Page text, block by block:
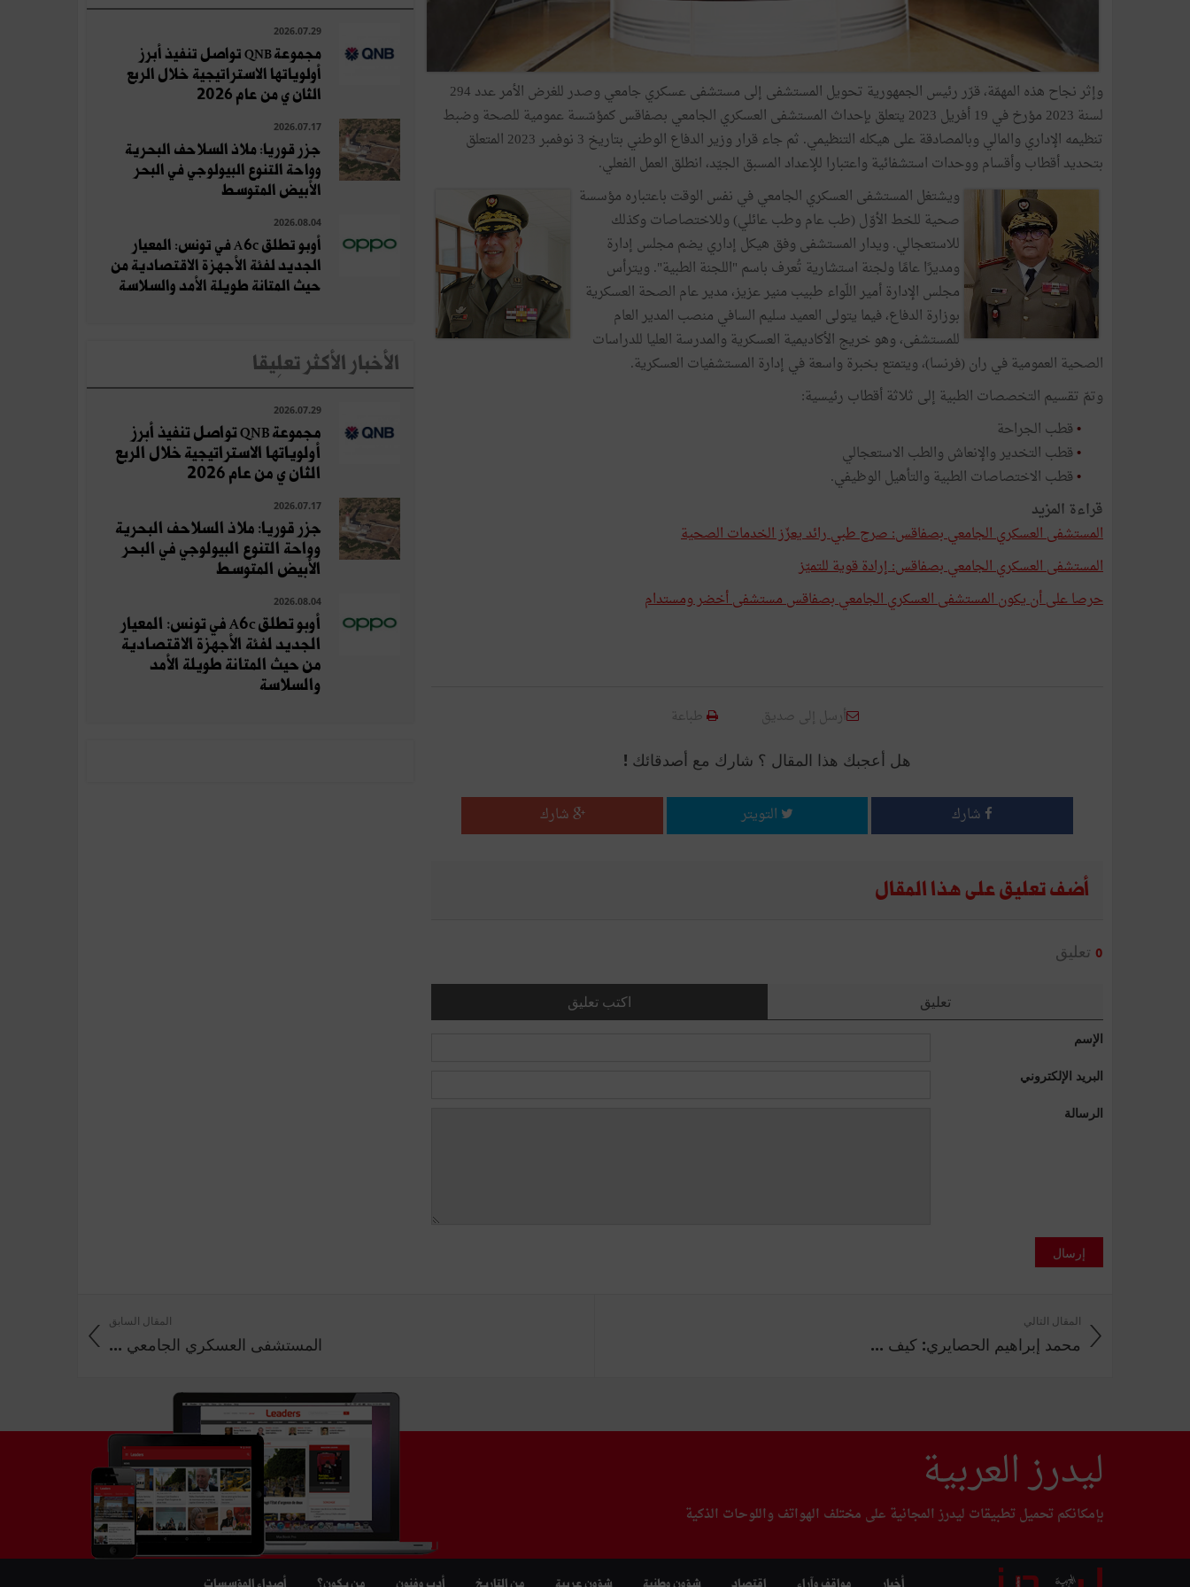
وإثر نجاح هذه المهمّة، قرّر رئيس الجمهورية تحويل المستشفى إلى مستشفى عسكري جامعي وصدر للغرض الأمر عدد 294
لسنة 2023 مؤرخ في 19 أفريل 2023 يتعلق بإحداث المستشفى العسكري الجامعي بصفاقس كمؤسّسة عمومية للصحة وضبط
تنظيمه الإداري والمالي وبالمصادقة على هيكله التنظيمي. ثم جاء قرار وزير الدفاع الوطني بتاريخ 3 نوفمبر 2023 المتعلق
بتحديد أقطاب وأقسام ووحدات استشفائية واعتبارا للإعداد المسبق الجيّد، انطلق العمل الفعلي.
ويشتغل المستشفى العسكري الجامعي في نفس الوقت باعتباره مؤسسة
صحية للخط الأوّل (طب عام وطب عائلي) وللاختصاصات وكذلك
للاستعجالي. ويدار المستشفى وفق هيكل إداري يضم مجلس إدارة
ومديرًا عامًا ولجنة استشارية تُعرف باسم "اللجنة الطبية". ويترأس
مجلس الإدارة أمير اللّواء طبيب منير عزيز، مدير عام الصحة العسكرية
بوزارة الدفاع، فيما يتولى العميد سليم السافي منصب المدير العام
للمستشفى، وهو خريج الأكاديمية العسكرية والمدرسة العليا للدراسات
الصحية العمومية في ران (فرنسا)، ويتمتع بخبرة واسعة في إدارة المستشفيات العسكرية.
وتمّ تقسيم التخصصات الطبية إلى ثلاثة أقطاب رئيسية:
• قطب الجراحة
• قطب التخدير والإنعاش والطب الاستعجالي
• قطب الاختصاصات الطبية والتأهيل الوظيفي.
قراءة المزيد
المستشفى العسكري الجامعي بصفاقس: صرح طبي رائد يعزّز الخدمات الصحية
المستشفى العسكري الجامعي بصفاقس: إرادة قوية للتميّز
حرصا على أن يكون المستشفى العسكري الجامعي بصفاقس مستشفى أخضر ومستدام
أرسل إلى صديق طباعة
هل أعجبك هذا المقال ؟ شارك مع أصدقائك !
شارك التويتر شارك
أضف تعليق على هذا المقال
0 تعليق
اكتب تعليق تعليق
الإسم
البريد الإلكتروني
الرسالة
إرسال
2026.07.29
مجموعة QNB تواصل تنفيذ أبرز
أولوياتها الاستراتيجية خلال الربع
الثان ي من عام 2026
2026.07.17
جزر قوريا: ملاذ السلاحف البحرية
وواحة التنوع البيولوجي في البحر
الأبيض المتوسط
2026.08.04
أوبو تطلق A6c في تونس: المعيار
الجديد لفئة الأجهزة الاقتصادية من
حيث المتانة طويلة الأمد والسلاسة
الأخبار الأكثر تعلِيقا
2026.07.29
مجموعة QNB تواصل تنفيذ أبرز
أولوياتها الاستراتيجية خلال الربع
الثان ي من عام 2026
2026.07.17
جزر قوريا: ملاذ السلاحف البحرية
وواحة التنوع البيولوجي في البحر
الأبيض المتوسط
2026.08.04
أوبو تطلق A6c في تونس: المعيار
الجديد لفئة الأجهزة الاقتصادية
من حيث المتانة طويلة الأمد
والسلاسة
المقال السابق
المستشفى العسكري الجامعي ...
المقال التالي
محمد إبراهيم الحصايري: كيف ...
ليدرز العربية
بإمكانكم تحميل تطبيقات ليدرز المجانية على مختلف الهواتف واللوحات الذكية
أخبار مواقف وآراء اقتصاد شؤون وطنية شؤون عربية من التاريخ أدب وفنون من يكون؟ أصداء المؤسسات